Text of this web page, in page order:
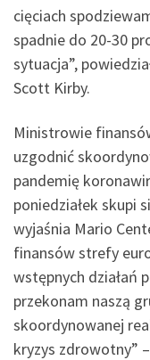
cięciach
spadnie do 20-30
sytuacja”,
Scott Kirby.
Ministrowie
uzgodnić
pandemię
poniedziałek skupi
wyjaśnia Mario
finansów strefy
wstępnych działań
przekonam naszą
skoordynowanej
kryzys zdrowotny”